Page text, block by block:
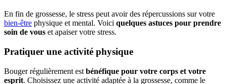
En fin de grossesse, le stress peut avoir des répercussions sur votre
bien-être physique et mental. Voici quelques astuces pour prendre
soin de vous et apaiser votre stress.
Pratiquer une activité physique
Bouger régulièrement est bénéfique pour votre corps et votre
esprit. Choisissez une activité adaptée à la grossesse, comme le